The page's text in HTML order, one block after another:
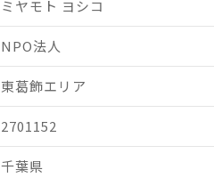
ミヤモト ヨシコ
NPO法人
東葛飾エリア
2701152
千葉県